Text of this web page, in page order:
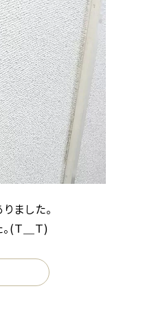
ました。
(Ｔ＿Ｔ)